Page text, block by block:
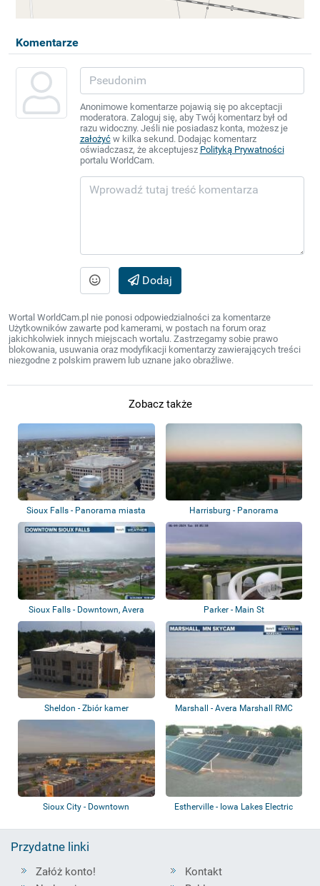
Komentarze
Anonimowe komentarze pojawią się po akceptacji
moderatora. Zaloguj się, aby Twój komentarz był od
razu widoczny. Jeśli nie posiadasz konta, możesz je
założyćw kilka sekund. Dodając komentarz
oświadczasz, że akceptujesz Polityką Prywatności
portalu WorldCam.
Dodaj
Wortal WorldCam.pl nie ponosi odpowiedzialności za komentarze
Użytkowników zawarte pod kamerami, w postach na forum oraz
jakichkolwiek innych miejscach wortalu. Zastrzegamy sobie prawo
blokowania, usuwania oraz modyfikacji komentarzy zawierających treści
niezgodne z polskim prawem lub uznane jako obraźliwe.
Zobacz także
Sioux Falls - Panorama miasta Harrisburg - Panorama
Sioux Falls - Downtown, Avera
Heart Hosp...
Parker - Main St
Sheldon - Zbiór kamer Marshall - Avera Marshall RMC
Sioux City - Downtown
Estherville - Iowa Lakes Electric
Przydatne linki
Załóż konto!
Kontakt